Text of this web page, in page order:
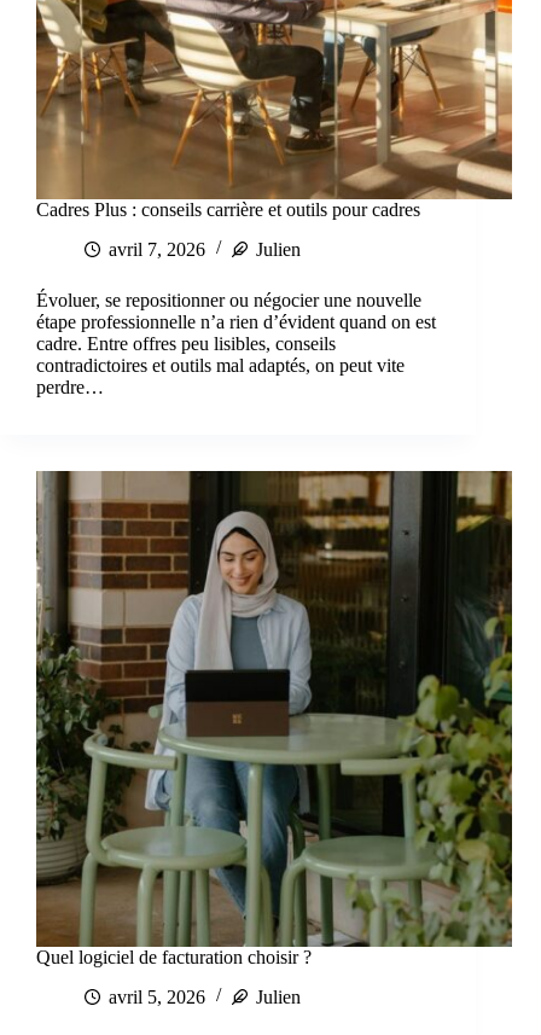
Cadres Plus : conseils carrière et outils pour cadres
avril 7, 2026
Julien
Évoluer, se repositionner ou négocier une nouvelle
étape professionnelle n’a rien d’évident quand on est
cadre. Entre offres peu lisibles, conseils
contradictoires et outils mal adaptés, on peut vite
perdre…
Quel logiciel de facturation choisir ?
avril 5, 2026
Julien